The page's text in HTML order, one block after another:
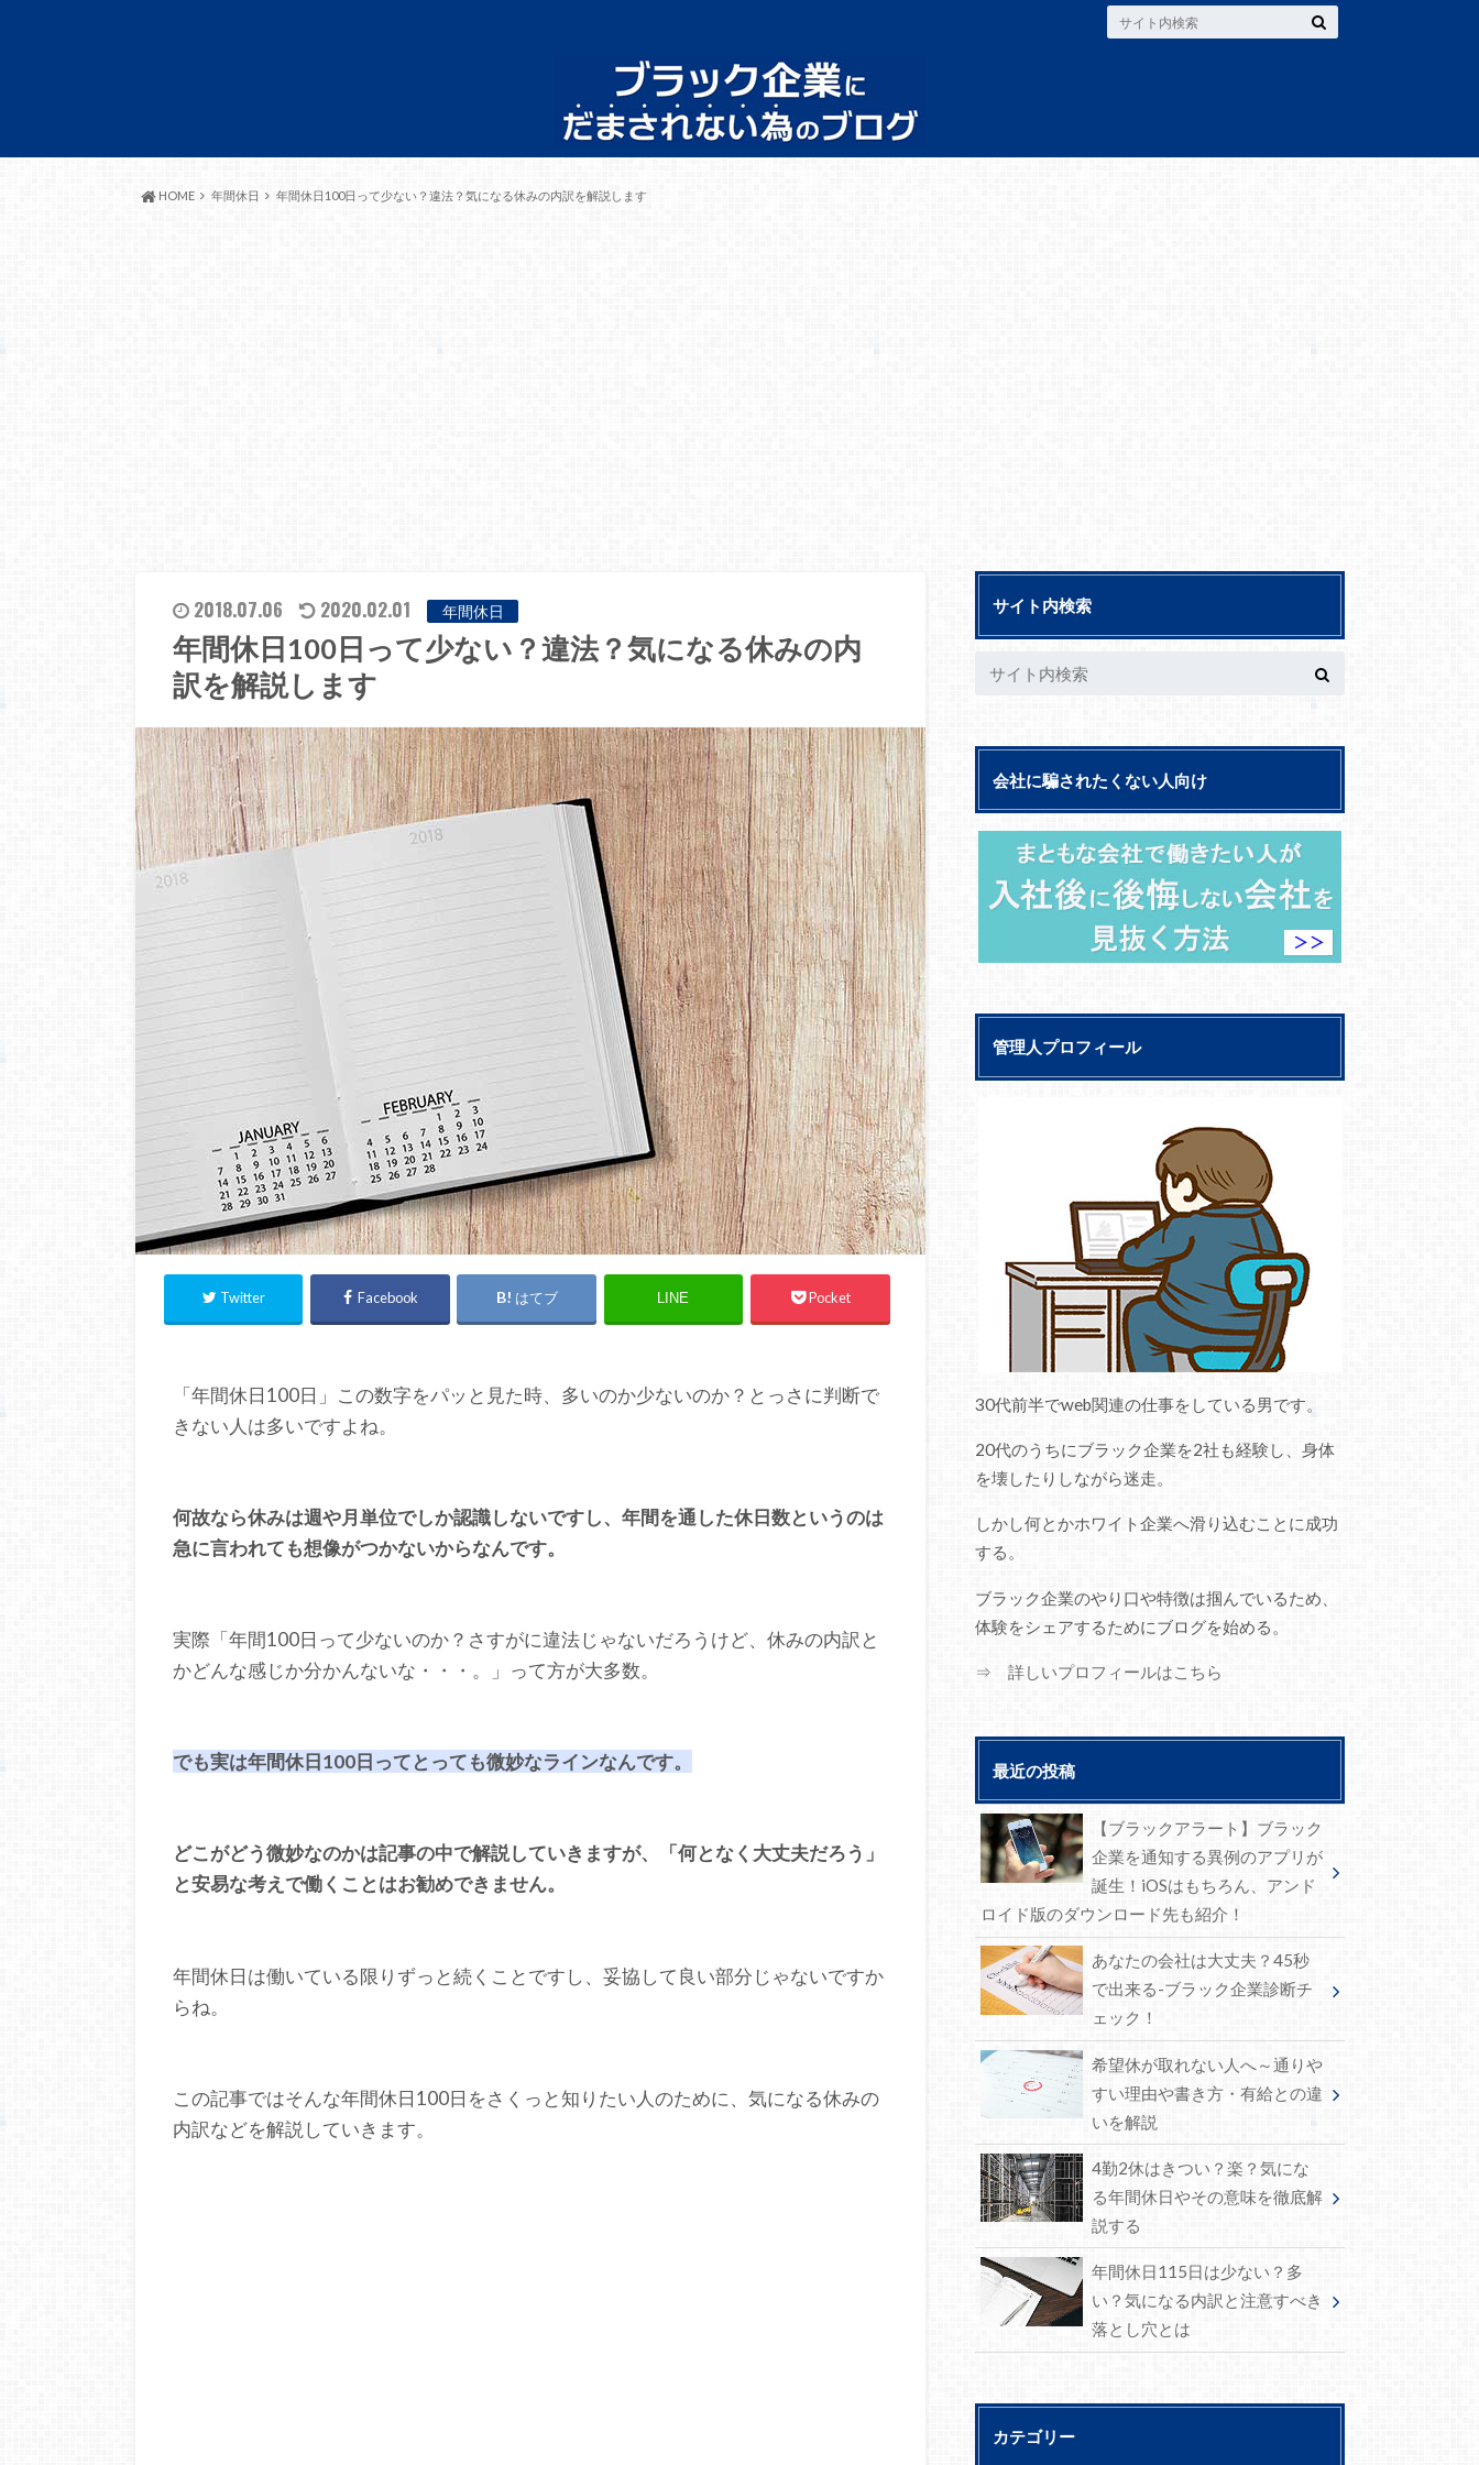
HOME 年間休日 年間休日100日って少ない？違法？気になる休みの内訳を解説します
2018.07.06 2020.02.01 年間休日
年間休日100日って少ない？違法？気になる休みの内
訳を解説します
Twitter Facebook はてブ LINE Pocket
「年間休日100日」この数字をパッと見た時、多いのか少ないのか？とっさに判断で
きない人は多いですよね。
何故なら休みは週や月単位でしか認識しないですし、年間を通した休日数というのは
急に言われても想像がつかないからなんです。
実際「年間100日って少ないのか？さすがに違法じゃないだろうけど、休みの内訳と
かどんな感じか分かんないな・・・。」って方が大多数。
でも実は年間休日100日ってとっても微妙なラインなんです。
どこがどう微妙なのかは記事の中で解説していきますが、「何となく大丈夫だろう」
と安易な考えで働くことはお勧めできません。
年間休日は働いている限りずっと続くことですし、妥協して良い部分じゃないですか
らね。
この記事ではそんな年間休日100日をさくっと知りたい人のために、気になる休みの
内訳などを解説していきます。
サイト内検索
会社に騙されたくない人向け
管理人プロフィール
30代前半でweb関連の仕事をしている男です。
20代のうちにブラック企業を2社も経験し、身体
を壊したりしながら迷走。
しかし何とかホワイト企業へ滑り込むことに成功
する。
ブラック企業のやり口や特徴は掴んでいるため、
体験をシェアするためにブログを始める。
⇒ 詳しいプロフィールはこちら
最近の投稿
【ブラックアラート】ブラック
企業を通知する異例のアプリが
誕生！iOSはもちろん、アンド
ロイド版のダウンロード先も紹介！
あなたの会社は大丈夫？45秒
で出来る-ブラック企業診断チ
ェック！
希望休が取れない人へ～通りや
すい理由や書き方・有給との違
いを解説
4勤2休はきつい？楽？気にな
る年間休日やその意味を徹底解
説する
年間休日115日は少ない？多
い？気になる内訳と注意すべき
落とし穴とは
カテゴリー